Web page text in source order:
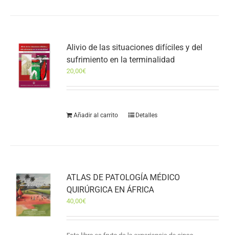
Alivio de las situaciones difíciles y del
sufrimiento en la terminalidad
20,00€
Añadir al carrito Detalles
ATLAS DE PATOLOGÍA MÉDICO
QUIRÚRGICA EN ÁFRICA
40,00€